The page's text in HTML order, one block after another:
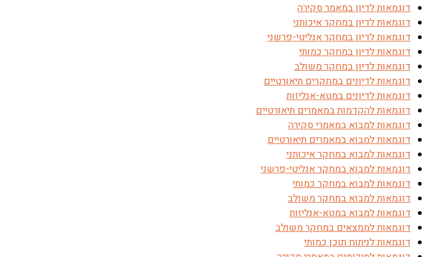
דוגמאות לדיון במאמר סקירה
דוגמאות לדיון במחקר איכותני
דוגמאות לדיון במחקר אנליטי-פרשני
דוגמאות לדיון במחקר כמותי
דוגמאות לדיון במחקר משולב
דוגמאות לדיונים במחקרים תיאורטיים
דוגמאות לדיונים במטא-אנליזות
דוגמאות להקדמות במאמרים תיאורטיים
דוגמאות למבוא במאמרי סקירה
דוגמאות למבוא במאמרים תיאורטיים
דוגמאות למבוא במחקר איכותני
דוגמאות למבוא במחקר אנליטי-פרשני
דוגמאות למבוא במחקר כמותי
דוגמאות למבוא במחקר משולב
דוגמאות למבוא במטא-אנליזות
דוגמאות לממצאים במחקר משולב
דוגמאות לניתוח תוכן כמותי